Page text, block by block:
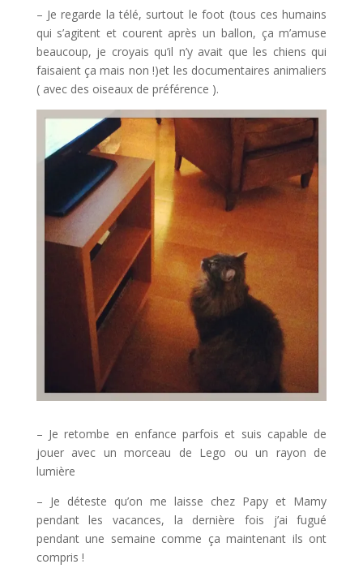
– Je regarde la télé, surtout le foot (tous ces humains
qui s’agitent et courent après un ballon, ça m’amuse
beaucoup, je croyais qu’il n’y avait que les chiens qui
faisaient ça mais non !)et les documentaires animaliers
( avec des oiseaux de préférence ).
– Je retombe en enfance parfois et suis capable de
jouer avec un morceau de Lego ou un rayon de
lumière
– Je déteste qu’on me laisse chez Papy et Mamy
pendant les vacances, la dernière fois j’ai fugué
pendant une semaine comme ça maintenant ils ont
compris !